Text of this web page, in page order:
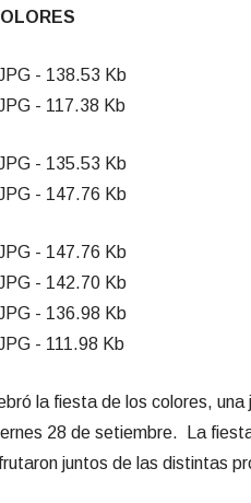
la fiesta de los colores,
28 de setiembre. La
juntos de las distintas